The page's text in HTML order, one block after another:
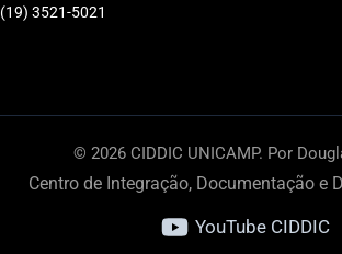
(19) 3521-5021
© 2026 CIDDIC UNICAMP. Por
Centro de Integração, Documentação e
YouTube CIDDIC